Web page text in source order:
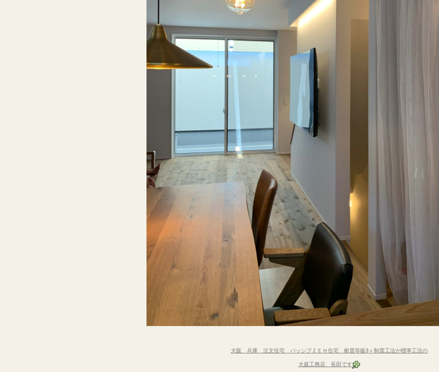
大阪 兵庫 注文住宅 パッシブＺＥＨ住宅 耐震等級3＋制震工法が標準工法の
大庭工務店 長田です